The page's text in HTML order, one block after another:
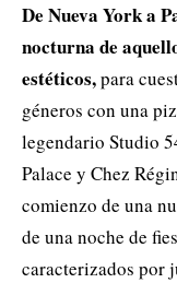
De Nueva York a
nocturna de
estéticos,para
géneros con una
legendario Studio
Palace y Chez
comienzo de una
de una noche de
caracterizados por